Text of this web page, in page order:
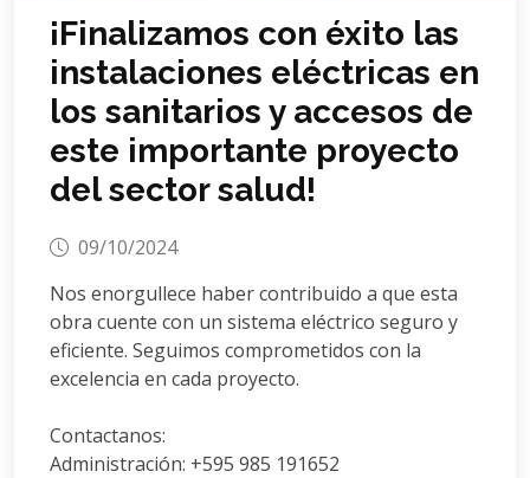
¡Finalizamos con éxito las
instalaciones eléctricas en
los sanitarios y accesos de
este importante proyecto
del sector salud!
09/10/2024
Nos enorgullece haber contribuido a que esta
obra cuente con un sistema eléctrico seguro y
eficiente. Seguimos comprometidos con la
excelencia en cada proyecto.
Contactanos:
Administración: +595 985 191652